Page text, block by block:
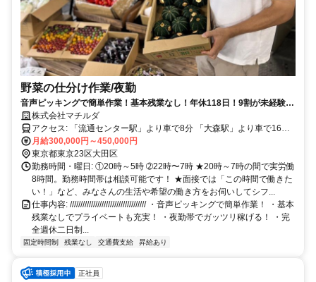
野菜の仕分け作業/夜勤
音声ピッキングで簡単作業！基本残業なし！年休118日！9割が未経験ス
タート！40代以上多数在籍！
株式会社マチルダ
アクセス: 「流通センター駅」より車で8分 「大森駅」より車で16
分、バスで約20分 「品川駅」より車で19分、バスで約30分 ※車通勤
OK！駐車場完備！
月給300,000円～450,000円
東京都東京23区大田区
勤務時間・曜日: ①20時～5時 ➁22時〜7時 ★20時～7時の間で実労働
8時間。勤務時間帯は相談可能です！ ★面接では「この時間で働きた
い！」など、みなさんの生活や希望の働き方をお伺いしてシフ...
仕事内容: //////////////////////////////////// ・音声ピッキングで簡単作業！ ・基本
残業なしでプライベートも充実！ ・夜勤帯でガッツリ稼げる！ ・完
全週休二日制...
固定時間制 残業なし 交通費支給 昇給あり
正社員